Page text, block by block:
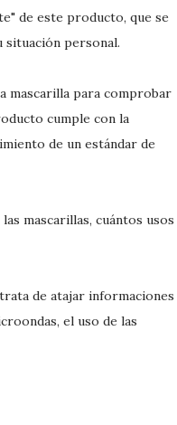
de este producto, que se
situación personal.
mascarilla para comprobar
cumple con la
de un estándar de
mascarillas, cuántos usos
de atajar informaciones
el uso de las